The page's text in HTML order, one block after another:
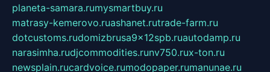
planeta-samara.rumysmartbuy.ru
matrasy-kemerovo.ruashanet.rutrade-farm.ru
dotcustoms.rudomizbrusa9x12spb.ruautodamp.ru
narasimha.rudjcommodities.runv750.rux-ton.ru
newsplain.rucardvoice.rumodopaper.rumanunae.ru